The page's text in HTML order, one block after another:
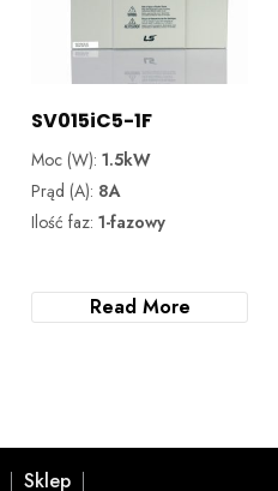
SV015iC5-1F
Moc (W):1.5kW
Prąd (A): 8A
Ilość faz:1-fazowy
Read More
Sklep